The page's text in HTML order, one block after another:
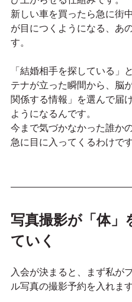
新しい車を買ったら急に街
が目につくようになる、あ
す。
「結婚相手を探している」
テナが立った瞬間から、脳
関係する情報」を選んで届
ようになるんです。
今まで気づかなかった誰か
急に目に入ってくるわけです
写真撮影が「体」
ていく
入会が決まると、まず私が
ル写真の撮影予約を入れます